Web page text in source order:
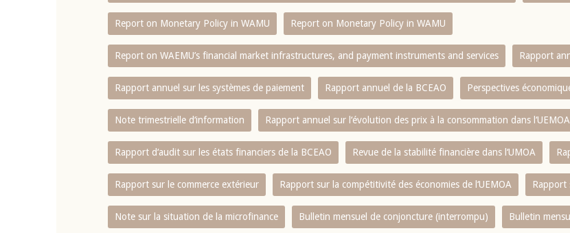
Report on Monetary Policy in WAMU Report on Monetary Policy in WAMU
Report on WAEMU’s financial market infrastructures, and payment instruments and services Rapport
Rapport annuel sur les systèmes de paiement Rapport annuel de la BCEAO Perspectives
Note trimestrielle d‘information Rapport annuel sur l‘évolution des prix à la consommation dans
Rapport d‘audit sur les états financiers de la BCEAO Revue de la stabilité financière dans l‘UMOA
Rapport sur le commerce extérieur Rapport sur la compétitivité des économies de l‘UEMOA Rapport
Note sur la situation de la microfinance Bulletin mensuel de conjoncture (interrompu) Bulletin